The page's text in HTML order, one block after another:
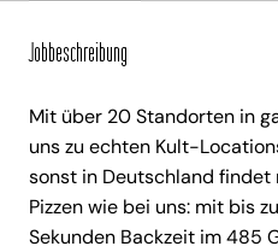
Jobbeschreibung
Mit über 20 Standorten in
uns zu echten Kult-
sonst in Deutschland findet
Pizzen wie bei uns: mit bis
Sekunden Backzeit im 485